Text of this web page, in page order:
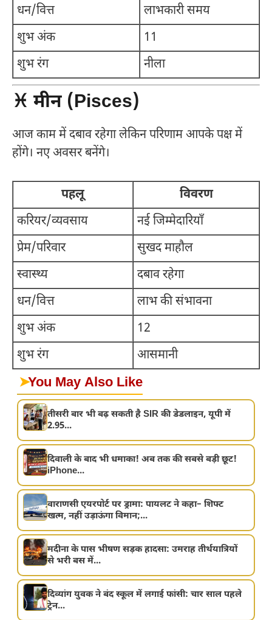
धन/वित्त
लाभकारी समय
शुभ अंक
11
शुभ रंग
नीला
♓ मीन (Pisces)
आज काम में दबाव रहेगा लेकिन परिणाम आपके पक्ष में
होंगे। नए अवसर बनेंगे।
पहलू
विवरण
करियर/व्यवसाय
नई जिम्मेदारियाँ
प्रेम/परिवार
सुखद माहौल
स्वास्थ्य
दबाव रहेगा
धन/वित्त
लाभ की संभावना
शुभ अंक
12
शुभ रंग
आसमानी
➤You May Also Like
तीसरी बार भी बढ़ सकती है SIR की डेडलाइन, यूपी में
2.95...
दिवाली के बाद भी धमाका! अब तक की सबसे बड़ी छूट!
iPhone...
वाराणसी एयरपोर्ट पर ड्रामा: पायलट ने कहा– शिफ्ट
खत्म, नहीं उड़ाऊंगा विमान;...
मदीना के पास भीषण सड़क हादसा: उमराह तीर्थयात्रियों
से भरी बस में...
दिव्यांग युवक ने बंद स्कूल में लगाई फांसी: चार साल पहले
ट्रेन...